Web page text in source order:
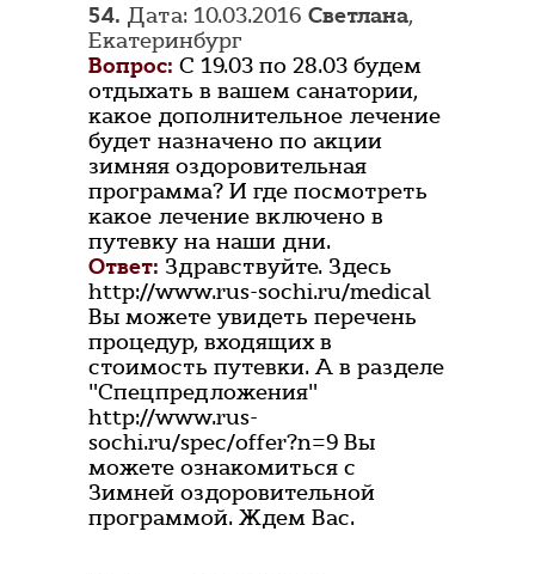
54. Дата: 10.03.2016 Светлана,
Екатеринбург
Вопрос: С 19.03 по 28.03 будем
отдыхать в вашем санатории,
какое дополнительное лечение
будет назначено по акции
зимняя оздоровительная
программа? И где посмотреть
какое лечение включено в
путевку на наши дни.
Ответ: Здравствуйте. Здесь
http://www.rus-sochi.ru/medical
Вы можете увидеть перечень
процедур, входящих в
стоимость путевки. А в разделе
"Спецпредложения"
http://www.rus-
sochi.ru/spec/offer?n=9 Вы
можете ознакомиться с
Зимней оздоровительной
программой. Ждем Вас.